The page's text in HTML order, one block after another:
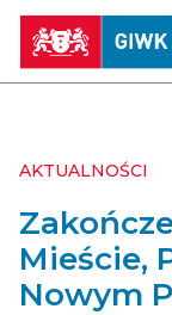
AKTUALNOŚCI
Mieście,
Nowym